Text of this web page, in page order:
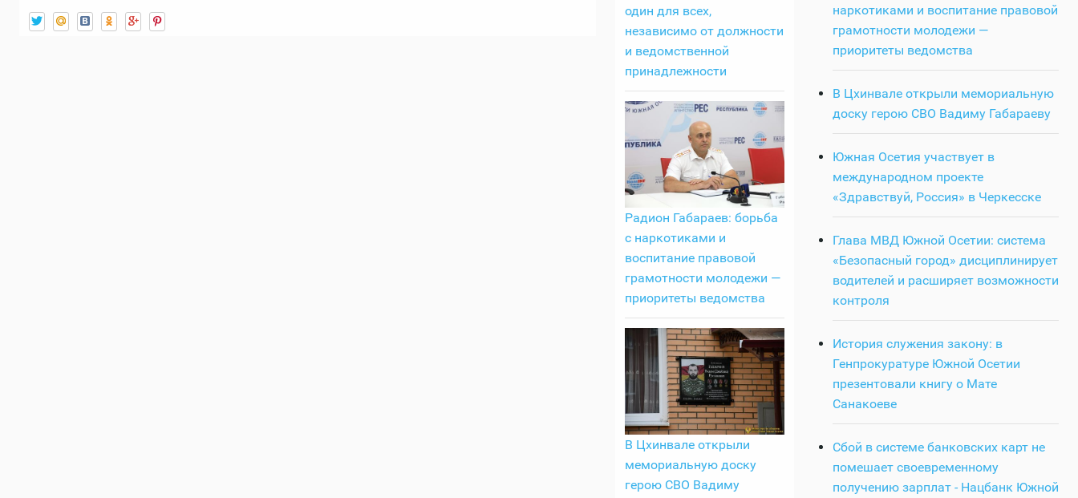
один для всех,
независимо от должности
и ведомственной
принадлежности
Радион Габараев: борьба
с наркотиками и
воспитание правовой
грамотности молодежи —
приоритеты ведомства
В Цхинвале открыли
мемориальную доску
герою СВО Вадиму
наркотиками и воспитание правовой
грамотности молодежи —
приоритеты ведомства
В Цхинвале открыли мемориальную
доску герою СВО Вадиму Габараеву
Южная Осетия участвует в
международном проекте
«Здравствуй, Россия» в Черкесске
Глава МВД Южной Осетии: система
«Безопасный город» дисциплинирует
водителей и расширяет возможности
контроля
История служения закону: в
Генпрокуратуре Южной Осетии
презентовали книгу о Мате
Санакоеве
Сбой в системе банковских карт не
помешает своевременному
получению зарплат - Нацбанк Южной